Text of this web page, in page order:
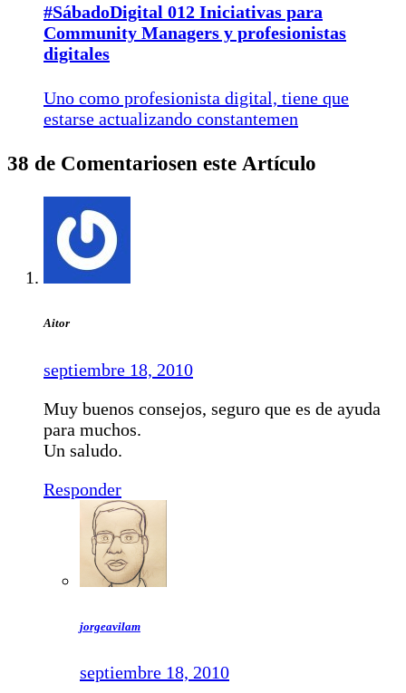
#SábadoDigital 012 Iniciativas para
Community Managers y profesionistas
digitales
Uno como profesionista digital, tiene que
estarse actualizando constantemen
38 de Comentariosen este Artículo
Aitor
septiembre 18, 2010
Muy buenos consejos, seguro que es de ayuda
para muchos.
Un saludo.
Responder
jorgeavilam
septiembre 18, 2010